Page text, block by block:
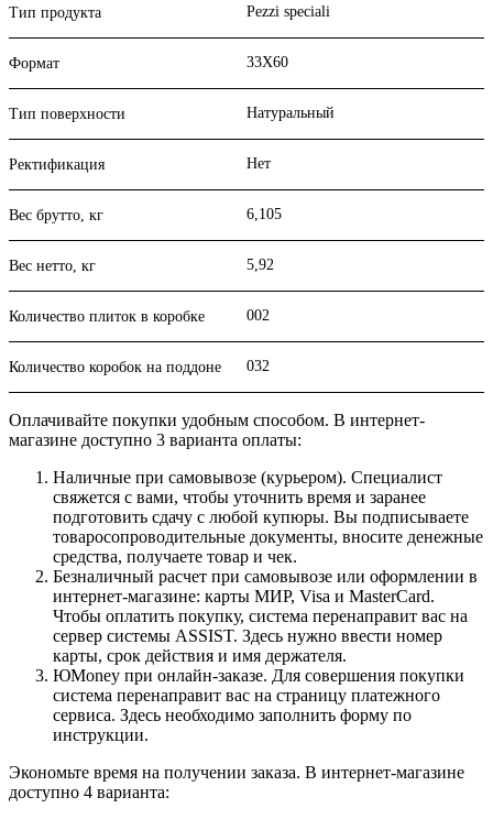
Тип продукта Pezzi speciali
Формат 33X60
Тип поверхности Натуральный
Ректификация Нет
Вес брутто, кг 6,105
Вес нетто, кг 5,92
Количество плиток в коробке 002
Количество коробок на поддоне 032
Оплачивайте покупки удобным способом. В интернет-
магазине доступно 3 варианта оплаты:
Наличные при самовывозе (курьером). Специалист
свяжется с вами, чтобы уточнить время и заранее
подготовить сдачу с любой купюры. Вы подписываете
товаросопроводительные документы, вносите денежные
средства, получаете товар и чек.
Безналичный расчет при самовывозе или оформлении в
интернет-магазине: карты МИР, Visa и MasterCard.
Чтобы оплатить покупку, система перенаправит вас на
сервер системы ASSIST. Здесь нужно ввести номер
карты, срок действия и имя держателя.
ЮMoney при онлайн-заказе. Для совершения покупки
система перенаправит вас на страницу платежного
сервиса. Здесь необходимо заполнить форму по
инструкции.
Экономьте время на получении заказа. В интернет-магазине
доступно 4 варианта: